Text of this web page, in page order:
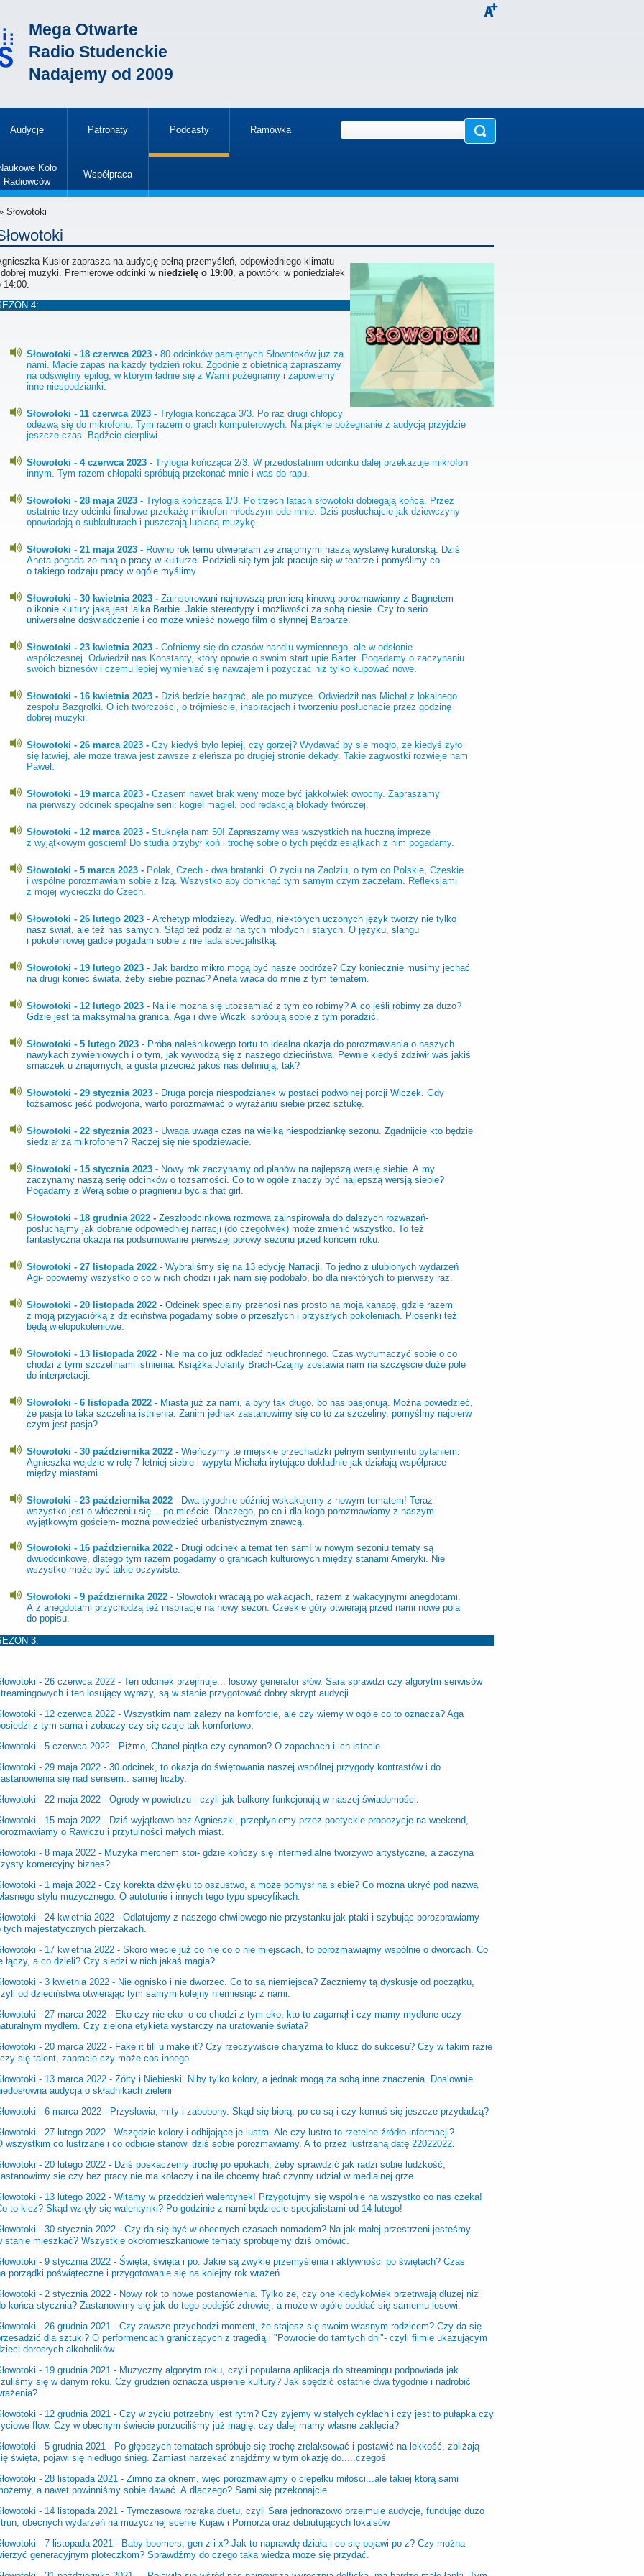
Mega Otwarte
Radio Studenckie
Nadajemy od 2009
Audycje Patronaty Podcasty
»
Ramówka
Koło
Radiowców
Współpraca
Słowotoki
Kusior zaprasza na audycję pełną przemyśleń, odpowiedniego klimatu
muzyki. Premierowe odcinki w niedzielę o 19:00, a powtórki w poniedziałek
14:00.
4:
Słowotoki - 18 czerwca 2023 - 80 odcinków pamiętnych Słowotoków już za
nami. Macie zapas na każdy tydzień roku. Zgodnie z obietnicą zapraszamy
na odświętny epilog, w którym ładnie się z Wami pożegnamy i zapowiemy
inne niespodzianki.
Słowotoki - 11 czerwca 2023 - Trylogia kończąca 3/3. Po raz drugi chłopcy
odezwą się do mikrofonu. Tym razem o grach komputerowych. Na piękne pożegnanie z audycją przyjdzie
jeszcze czas. Bądźcie cierpliwi.
Słowotoki - 4 czerwca 2023 - Trylogia kończąca 2/3. W przedostatnim odcinku dalej przekazuje mikrofon
innym. Tym razem chłopaki spróbują przekonać mnie i was do rapu.
Słowotoki - 28 maja 2023 - Trylogia kończąca 1/3. Po trzech latach słowotoki dobiegają końca. Przez
ostatnie trzy odcinki finałowe przekażę mikrofon młodszym ode mnie. Dziś posłuchajcie jak dziewczyny
opowiadają o subkulturach i puszczają lubianą muzykę.
Słowotoki - 21 maja 2023 - Równo rok temu otwierałam ze znajomymi naszą wystawę kuratorską. Dziś
Aneta pogada ze mną o pracy w kulturze. Podzieli się tym jak pracuje się w teatrze i pomyślimy co
o takiego rodzaju pracy w ogóle myślimy.
Słowotoki - 30 kwietnia 2023 - Zainspirowani najnowszą premierą kinową porozmawiamy z Bagnetem
o ikonie kultury jaką jest lalka Barbie. Jakie stereotypy i możliwości za sobą niesie. Czy to serio
uniwersalne doświadczenie i co może wnieść nowego film o słynnej Barbarze.
Słowotoki - 23 kwietnia 2023 - Cofniemy się do czasów handlu wymiennego, ale w odsłonie
współczesnej. Odwiedził nas Konstanty, który opowie o swoim start upie Barter. Pogadamy o zaczynaniu
swoich biznesów i czemu lepiej wymieniać się nawzajem i pożyczać niż tylko kupować nowe.
Słowotoki - 16 kwietnia 2023 - Dziś będzie bazgrać, ale po muzyce. Odwiedził nas Michał z lokalnego
zespołu Bazgrołki. O ich twórczości, o trójmieście, inspiracjach i tworzeniu posłuchacie przez godzinę
dobrej muzyki.
Słowotoki - 26 marca 2023 - Czy kiedyś było lepiej, czy gorzej? Wydawać by sie mogło, że kiedyś żyło
się łatwiej, ale może trawa jest zawsze zieleńsza po drugiej stronie dekady. Takie zagwostki rozwieje nam
Paweł.
Słowotoki - 19 marca 2023 - Czasem nawet brak weny może być jakkolwiek owocny. Zapraszamy
na pierwszy odcinek specjalne serii: kogiel magiel, pod redakcją blokady twórczej.
Słowotoki - 12 marca 2023 - Stuknęła nam 50! Zapraszamy was wszystkich na huczną imprezę
z wyjątkowym gościem! Do studia przybył koń i trochę sobie o tych pięćdziesiątkach z nim pogadamy.
Słowotoki - 5 marca 2023 - Polak, Czech - dwa bratanki. O życiu na Zaolziu, o tym co Polskie, Czeskie
i wspólne porozmawiam sobie z Izą. Wszystko aby domknąć tym samym czym zaczęłam. Refleksjami
z mojej wycieczki do Czech.
Słowotoki - 26 lutego 2023 - Archetyp młodzieży. Według, niektórych uczonych język tworzy nie tylko
nasz świat, ale też nas samych. Stąd też podział na tych młodych i starych. O języku, slangu
i pokoleniowej gadce pogadam sobie z nie lada specjalistką.
Słowotoki - 19 lutego 2023 - Jak bardzo mikro mogą być nasze podróże? Czy koniecznie musimy jechać
na drugi koniec świata, żeby siebie poznać? Aneta wraca do mnie z tym tematem.
Słowotoki - 12 lutego 2023 - Na ile można się utożsamiać z tym co robimy? A co jeśli robimy za dużo?
Gdzie jest ta maksymalna granica. Aga i dwie Wiczki spróbują sobie z tym poradzić.
Słowotoki - 5 lutego 2023 - Próba naleśnikowego tortu to idealna okazja do porozmawiania o naszych
nawykach żywieniowych i o tym, jak wywodzą się z naszego dzieciństwa. Pewnie kiedyś zdziwił was jakiś
smaczek u znajomych, a gusta przecież jakoś nas definiują, tak?
Słowotoki - 29 stycznia 2023 - Druga porcja niespodzianek w postaci podwójnej porcji Wiczek. Gdy
tożsamość jeść podwojona, warto porozmawiać o wyrażaniu siebie przez sztukę.
Słowotoki - 22 stycznia 2023 - Uwaga uwaga czas na wielką niespodziankę sezonu. Zgadnijcie kto będzie
siedział za mikrofonem? Raczej się nie spodziewacie.
Słowotoki - 15 stycznia 2023 - Nowy rok zaczynamy od planów na najlepszą wersję siebie. A my
zaczynamy naszą serię odcinków o tożsamości. Co to w ogóle znaczy być najlepszą wersją siebie?
Pogadamy z Werą sobie o pragnieniu bycia that girl.
Słowotoki - 18 grudnia 2022 - Zeszłoodcinkowa rozmowa zainspirowała do dalszych rozważań-
posłuchajmy jak dobranie odpowiedniej narracji (do czegolwiek) może zmienić wszystko. To też
fantastyczna okazja na podsumowanie pierwszej połowy sezonu przed końcem roku.
Słowotoki - 27 listopada 2022 - Wybraliśmy się na 13 edycję Narracji. To jedno z ulubionych wydarzeń
Agi- opowiemy wszystko o co w nich chodzi i jak nam się podobało, bo dla niektórych to pierwszy raz.
Słowotoki - 20 listopada 2022 - Odcinek specjalny przenosi nas prosto na moją kanapę, gdzie razem
z moją przyjaciółką z dzieciństwa pogadamy sobie o przeszłych i przyszłych pokoleniach. Piosenki też
będą wielopokoleniowe.
Słowotoki - 13 listopada 2022 - Nie ma co już odkładać nieuchronnego. Czas wytłumaczyć sobie o co
chodzi z tymi szczelinami istnienia. Książka Jolanty Brach-Czajny zostawia nam na szczęście duże pole
do interpretacji.
Słowotoki - 6 listopada 2022 - Miasta już za nami, a były tak długo, bo nas pasjonują. Można powiedzieć,
że pasja to taka szczelina istnienia. Zanim jednak zastanowimy się co to za szczeliny, pomyślmy najpierw
czym jest pasja?
Słowotoki - 30 października 2022 - Wieńczymy te miejskie przechadzki pełnym sentymentu pytaniem.
Agnieszka wejdzie w rolę 7 letniej siebie i wypyta Michała irytująco dokładnie jak działają współprace
między miastami.
Słowotoki - 23 października 2022 - Dwa tygodnie później wskakujemy z nowym tematem! Teraz
wszystko jest o włóczeniu się… po mieście. Dlaczego, po co i dla kogo porozmawiamy z naszym
wyjątkowym gościem- można powiedzieć urbanistycznym znawcą.
Słowotoki - 16 października 2022 - Drugi odcinek a temat ten sam! w nowym sezoniu tematy są
dwuodcinkowe, dlatego tym razem pogadamy o granicach kulturowych między stanami Ameryki. Nie
wszystko może być takie oczywiste.
Słowotoki - 9 października 2022 - Słowotoki wracają po wakacjach, razem z wakacyjnymi anegdotami.
A z anegdotami przychodzą też inspiracje na nowy sezon. Czeskie góry otwierają przed nami nowe pola
do popisu.
3:
- 26 czerwca 2022 - Ten odcinek przejmuje... losowy generator słów. Sara sprawdzi czy algorytm serwisów
i ten losujący wyrazy, są w stanie przygotować dobry skrypt audycji.
- 12 czerwca 2022 - Wszystkim nam zależy na komforcie, ale czy wiemy w ogóle co to oznacza? Aga
z tym sama i zobaczy czy się czuje tak komfortowo.
- 5 czerwca 2022 - Piżmo, Chanel piątka czy cynamon? O zapachach i ich istocie.
- 29 maja 2022 - 30 odcinek, to okazja do świętowania naszej wspólnej przygody kontrastów i do
się nad sensem.. samej liczby.
- 22 maja 2022 - Ogrody w powietrzu - czyli jak balkony funkcjonują w naszej świadomości.
- 15 maja 2022 - Dziś wyjątkowo bez Agnieszki, przepłyniemy przez poetyckie propozycje na weekend,
o Rawiczu i przytulności małych miast.
- 8 maja 2022 - Muzyka merchem stoi- gdzie kończy się intermedialne tworzywo artystyczne, a zaczyna
komercyjny biznes?
- 1 maja 2022 - Czy korekta dźwięku to oszustwo, a może pomysł na siebie? Co można ukryć pod nazwą
stylu muzycznego. O autotunie i innych tego typu specyfikach.
- 24 kwietnia 2022 - Odlatujemy z naszego chwilowego nie-przystanku jak ptaki i szybując porozprawiamy
tych majestatycznych pierzakach.
- 17 kwietnia 2022 - Skoro wiecie już co nie co o nie miejscach, to porozmawiajmy wspólnie o dworcach. Co
łączy, a co dzieli? Czy siedzi w nich jakaś magia?
- 3 kwietnia 2022 - Nie ognisko i nie dworzec. Co to są niemiejsca? Zaczniemy tą dyskusję od początku,
od dzieciństwa otwierając tym samym kolejny niemiesiąc z nami.
- 27 marca 2022 - Eko czy nie eko- o co chodzi z tym eko, kto to zagarnął i czy mamy mydlone oczy
mydłem. Czy zielona etykieta wystarczy na uratowanie świata?
- 20 marca 2022 - Fake it till u make it? Czy rzeczywiście charyzma to klucz do sukcesu? Czy w takim razie
się talent, zapracie czy może cos innego
- 13 marca 2022 - Żółty i Niebieski. Niby tylko kolory, a jednak mogą za sobą inne znaczenia. Doslownie
audycja o składnikach zieleni
- 6 marca 2022 - Przyslowia, mity i zabobony. Skąd się biorą, po co są i czy komuś się jeszcze przydadzą?
- 27 lutego 2022 - Wszędzie kolory i odbijające je lustra. Ale czy lustro to rzetelne źródło informacji?
wszystkim co lustrzane i co odbicie stanowi dziś sobie porozmawiamy. A to przez lustrzaną datę 22022022.
- 20 lutego 2022 - Dziś poskaczemy trochę po epokach, żeby sprawdzić jak radzi sobie ludzkość,
się czy bez pracy nie ma kołaczy i na ile chcemy brać czynny udział w medialnej grze.
- 13 lutego 2022 - Witamy w przeddzień walentynek! Przygotujmy się wspólnie na wszystko co nas czeka!
to kicz? Skąd wzięły się walentynki? Po godzinie z nami będziecie specjalistami od 14 lutego!
- 30 stycznia 2022 - Czy da się być w obecnych czasach nomadem? Na jak małej przestrzeni jesteśmy
stanie mieszkać? Wszystkie okołomieszkaniowe tematy spróbujemy dziś omówić.
- 9 stycznia 2022 - Święta, święta i po. Jakie są zwykle przemyślenia i aktywności po świętach? Czas
porządki poświąteczne i przygotowanie się na kolejny rok wrażeń.
- 2 stycznia 2022 - Nowy rok to nowe postanowienia. Tylko że, czy one kiedykolwiek przetrwają dłużej niż
końca stycznia? Zastanowimy się jak do tego podejść zdrowiej, a może w ogóle poddać się samemu losowi.
- 26 grudnia 2021 - Czy zawsze przychodzi moment, że stajesz się swoim własnym rodzicem? Czy da się
dla sztuki? O performencach graniczących z tragedią i "Powrocie do tamtych dni"- czyli filmie ukazującym
dorosłych alkoholików
- 19 grudnia 2021 - Muzyczny algorytm roku, czyli popularna aplikacja do streamingu podpowiada jak
się w danym roku. Czy grudzień oznacza uśpienie kultury? Jak spędzić ostatnie dwa tygodnie i nadrobić
- 12 grudnia 2021 - Czy w życiu potrzebny jest rytm? Czy żyjemy w stałych cyklach i czy jest to pułapka czy
flow. Czy w obecnym świecie porzuciliśmy już magię, czy dalej mamy własne zaklęcia?
- 5 grudnia 2021 - Po głębszych tematach spróbuje się trochę zrelaksować i postawić na lekkość, zbliżają
święta, pojawi się niedługo śnieg. Zamiast narzekać znajdźmy w tym okazję do.....czegoś
- 28 listopada 2021 - Zimno za oknem, więc porozmawiajmy o ciepełku miłości...ale takiej którą sami
a nawet powinniśmy sobie dawać. A dlaczego? Sami się przekonajcie
- 14 listopada 2021 - Tymczasowa rozłąka duetu, czyli Sara jednorazowo przejmuje audycję, fundując dużo
obecnych wydarzeń na muzycznej scenie Kujaw i Pomorza oraz debiutujących lokalsów
- 7 listopada 2021 - Baby boomers, gen z i x? Jak to naprawdę działa i co się pojawi po z? Czy można
generacyjnym ploteczkom? Sprawdźmy do czego taka wiedza może się przydać.